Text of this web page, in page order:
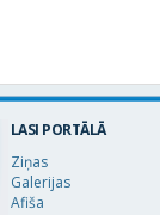
LASI PORTĀLĀ
Ziņas
Galerijas
Afiša